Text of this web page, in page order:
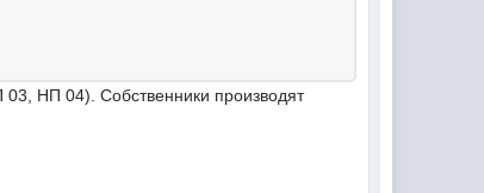
НП 04). Собственники производят